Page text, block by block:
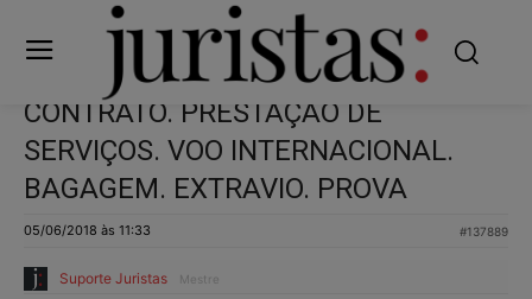
CONTRATO. PRESTAÇÃO DE
SERVIÇOS. VOO INTERNACIONAL.
BAGAGEM. EXTRAVIO. PROVA
05/06/2018 às 11:33 #137889
Suporte Juristas Mestre